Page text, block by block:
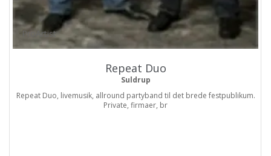
ProArtist
Repeat Duo
Suldrup
Repeat Duo, livemusik, allround partyband til det brede festpublikum.
Private, firmaer, br